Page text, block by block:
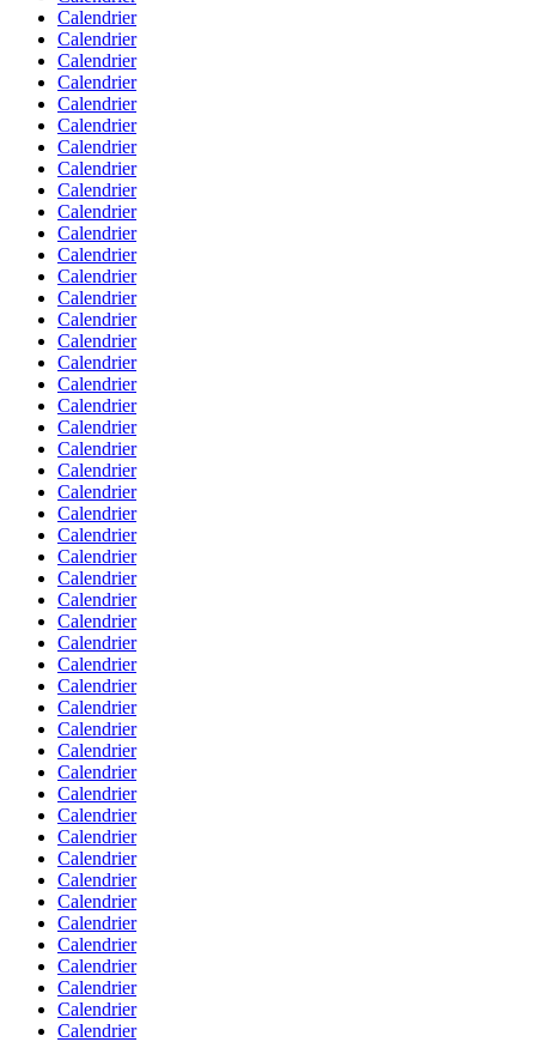
Calendrier
Calendrier
Calendrier
Calendrier
Calendrier
Calendrier
Calendrier
Calendrier
Calendrier
Calendrier
Calendrier
Calendrier
Calendrier
Calendrier
Calendrier
Calendrier
Calendrier
Calendrier
Calendrier
Calendrier
Calendrier
Calendrier
Calendrier
Calendrier
Calendrier
Calendrier
Calendrier
Calendrier
Calendrier
Calendrier
Calendrier
Calendrier
Calendrier
Calendrier
Calendrier
Calendrier
Calendrier
Calendrier
Calendrier
Calendrier
Calendrier
Calendrier
Calendrier
Calendrier
Calendrier
Calendrier
Calendrier
Calendrier